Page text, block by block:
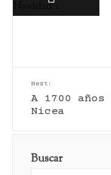
Next:
A 1700 años
Nicea
Buscar